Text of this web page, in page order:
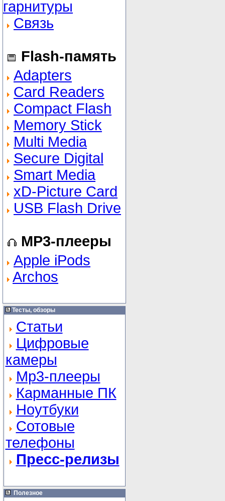
гарнитуры
Связь
Flash-память
Adapters
Card Readers
Compact Flash
Memory Stick
Multi Media
Secure Digital
Smart Media
xD-Picture Card
USB Flash Drive
MP3-плееры
Apple iPods
Archos
Тесты, обзоры
Статьи
Цифровые
камеры
Mp3-плееры
Карманные ПК
Ноутбуки
Сотовые
телефоны
Пресс-релизы
Полезное